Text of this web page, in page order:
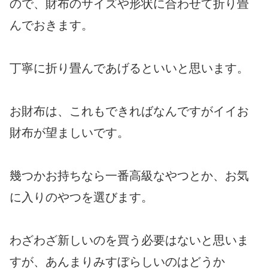
ので、財布のサイズや形状に合わせて折り畳
んでおきます。
丁寧に折り畳んであげるといいと思います。
お財布は、これもできればなんですがイイお
財布が望ましいです。
幾つかお持ちなら一番高級なやつとか、お気
に入りのやつを選びます。
わざわざ新しいのを買う必要はないと思いま
すが、あんまりみすぼらしいのはどうか